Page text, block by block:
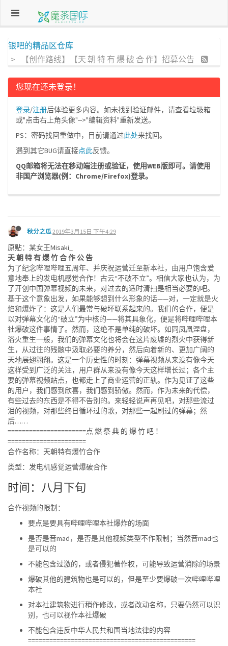
银吧的精品区仓库
【创作路线】【天 朝 特 有 爆 破 合 作】招募公告
您现在还未登录！
登录/注册后体验更多内容。如未找到验证邮件，请查看垃圾箱
或"点击右上角头像"-->"编辑资料"重新发送。
PS：密码找回重做中，目前请通过此处来找回。
遇到其它BUG请直接点此反馈。
QQ邮箱将无法在移动端注册或验证，使用WEB版即可。请使用
非国产浏览器(例：Chrome/Firefox)登录。
秋分之瓜2019年3月15日 下午4:29
原贴：某女王Misaki_
天 朝 特 有 爆 竹 合 作 公 告
为了纪念哔哩哔哩五周年、并庆祝运营迁至新本社，由用户饱含爱
意地奉上的发电机感觉合作！古云“不破不立”。相信大家也认为，为
了开创中国弹幕视频的未来，对过去的适时清扫是相当必要的吧。
基于这个意象出发，如果能够想到什么形象的话——对，一定就是火
焰和爆炸了：这是人们最常与破坏联系起来的。我们的合作，便是
以对弹幕文化的“破立”为中核的——将其具象化，便是将哔哩哔哩本
社爆破这件事情了。然而，这绝不是单纯的破坏。如同凤凰涅盘，
浴火重生一般，我们的弹幕文化也将会在这片废墟的烈火中获得新
生，从过往的残骸中汲取必要的养分，然后向着新的、更加广阔的
天地展翅翱翔。这是一个历史性的时刻：弹幕视频从来没有像今天
这样受到广泛的关注，用户群从来没有像今天这样增长过；各个主
要的弹幕视频站点，也都走上了商业运营的正轨。作为见证了这些
的用户，我们感到欣喜，我们感到骄傲。然而，作为未来的代偿，
有些过去的东西是不得不告别的。来轻轻说声再见吧，对那些流过
泪的视频，对那些终日循环过的歌，对那些一起刷过的弹幕；然
后……
======================点 燃 祭 典 的 爆 竹 吧 ！
======================
合作名称：天朝特有爆竹合作
类型：发电机感觉运营爆破合作
时间：八月下旬
合作视频的限制：
要点是要具有哔哩哔哩本社爆炸的场面
是否是音mad，是否是其他视频类型不作限制；当然音mad也
是可以的
不能包含过激的，或者侵犯著作权，可能导致运营消除的场景
爆破其他的建筑物也是可以的，但是至少要爆破一次哔哩哔哩
本社
对本社建筑物进行稍作修改，或者改动名称，只要仍然可以识
别，也可以视作本社爆破
不能包含违反中华人民共和国当地法律的内容
===============================================